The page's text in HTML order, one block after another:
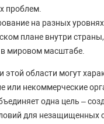
проблем.
на разных
плане внутри страны,
мировом масштабе.
этой области могут
или некоммерческие
одна цель –
для незащищенных